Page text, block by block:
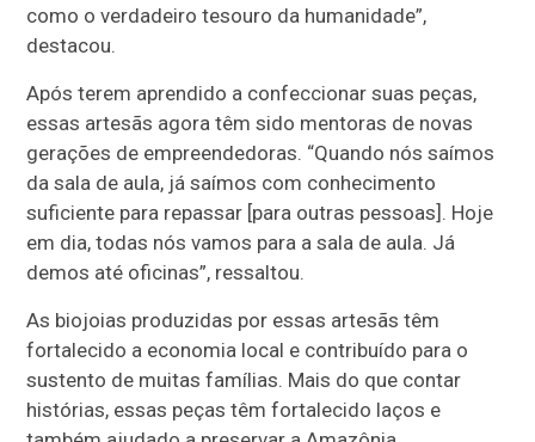
como o verdadeiro tesouro da humanidade”,
destacou.
Após terem aprendido a confeccionar suas peças,
essas artesãs agora têm sido mentoras de novas
gerações de empreendedoras. “Quando nós saímos
da sala de aula, já saímos com conhecimento
suficiente para repassar [para outras pessoas]. Hoje
em dia, todas nós vamos para a sala de aula. Já
demos até oficinas”, ressaltou.
As biojoias produzidas por essas artesãs têm
fortalecido a economia local e contribuído para o
sustento de muitas famílias. Mais do que contar
histórias, essas peças têm fortalecido laços e